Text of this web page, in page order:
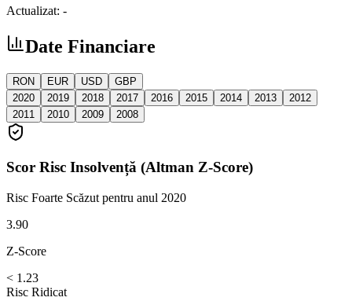
Actualizat: -
Date Financiare
RON EUR USD
GBP
2020
2019 2018 2017 2016 2015 2014 2013
2012
2011
2010 2009 2008
Scor Risc Insolvență (Altman Z-Score)
Risc Foarte Scăzut pentru anul 2020
3.90
Z-Score
< 1.23
Risc Ridicat